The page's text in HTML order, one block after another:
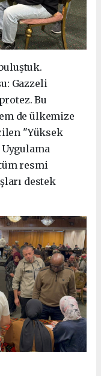
Gazzeli
Bu
de ülkemize
"Yüksek
resmi
destek